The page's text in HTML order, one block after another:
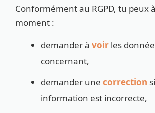
Conformément au RGPD, tu peux
moment :
demander à voir les
concernant,
demander une correction
information est incorrecte,